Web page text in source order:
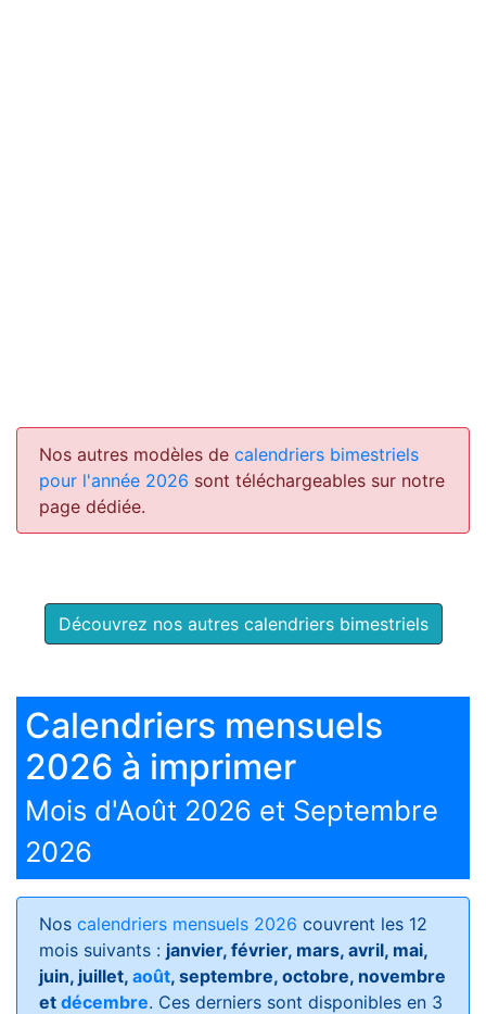
Nos autres modèles de calendriers bimestriels
pour l'année 2026 sont téléchargeables sur notre
page dédiée.
Découvrez nos autres calendriers bimestriels
Calendriers mensuels
2026 à imprimer
Mois d'Août 2026 et Septembre
2026
Nos calendriers mensuels 2026 couvrent les 12
mois suivants : janvier, février, mars, avril, mai,
juin, juillet, août, septembre, octobre, novembre
et décembre. Ces derniers sont disponibles en 3